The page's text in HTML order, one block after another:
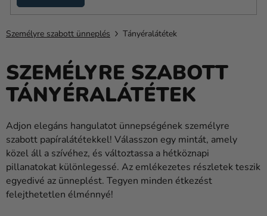
sátrak
Kanekalon
Hélium
és
Lufik
Party
Dekoráció
és
kiegészítők
Személyre szabott ünneplés Tányéralátétek
SZEMÉLYRE SZABOTT
TÁNYÉRALÁTÉTEK
Adjon elegáns hangulatot ünnepségének személyre
szabott papíralátétekkel! Válasszon egy mintát, amely
közel áll a szívéhez, és változtassa a hétköznapi
pillanatokat különlegessé. Az emlékezetes részletek teszik
egyedivé az ünneplést. Tegyen minden étkezést
felejthetetlen élménnyé!